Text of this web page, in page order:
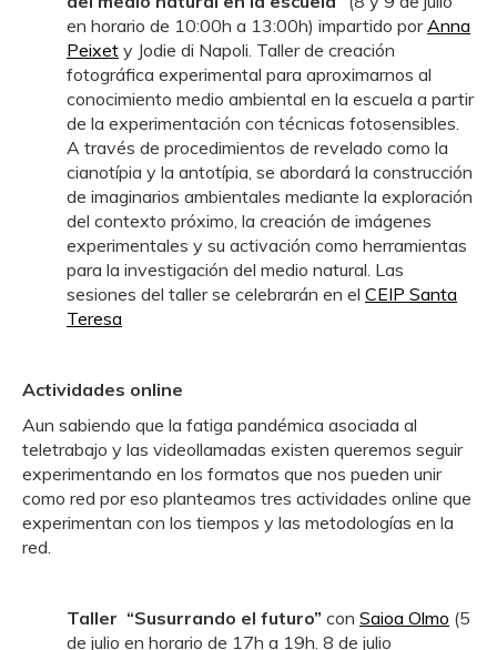
en horario de 10:00h a 13:00h) impartido por Anna
Peixet y Jodie di Napoli . Taller de creación
fotográfica experimental para aproximarnos al
conocimiento medio ambiental en la escuela a partir
de la experimentación con técnicas fotosensibles.
A través de procedimientos de revelado como la
cianotípia y la antotípia, se abordará la construcción
de imaginarios ambientales mediante la exploración
del contexto próximo, la creación de imágenes
experimentales y su activación como herramientas
para la investigación del medio natural. Las
sesiones del taller se celebrarán en el CEIP Santa
Teresa
Actividades online
Aun sabiendo que la fatiga pandémica asociada al
teletrabajo y las videollamadas existen queremos seguir
experimentando en los formatos que nos pueden unir
como red por eso planteamos tres actividades online que
experimentan con los tiempos y las metodologías en la
red.
Taller “Susurrando el futuro” con Saioa Olmo (5
de julio en horario de 17h a 19h. 8 de julio